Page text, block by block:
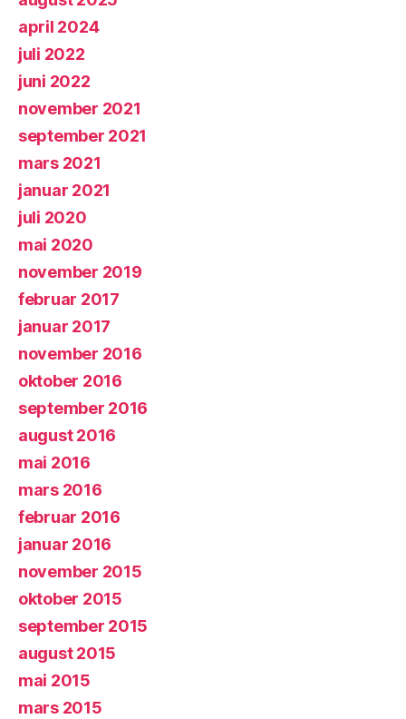
april 2024
juli 2022
juni 2022
november 2021
september 2021
mars 2021
januar 2021
juli 2020
mai 2020
november 2019
februar 2017
januar 2017
november 2016
oktober 2016
september 2016
august 2016
mai 2016
mars 2016
februar 2016
januar 2016
november 2015
oktober 2015
september 2015
august 2015
mai 2015
mars 2015